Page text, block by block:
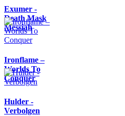
Exumer -
Death Mask
Messiah
Ironflame –
Worlds To
Conquer
Hulder -
Verbolgen